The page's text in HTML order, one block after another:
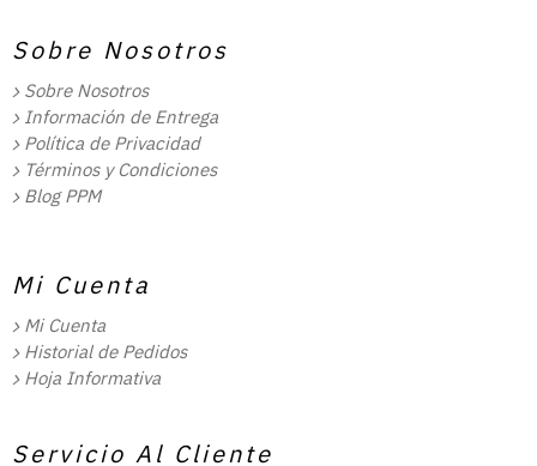
Sobre Nosotros
Sobre Nosotros
Información de Entrega
Política de Privacidad
Términos y Condiciones
Blog PPM
Mi Cuenta
Mi Cuenta
Historial de Pedidos
Hoja Informativa
Servicio Al Cliente